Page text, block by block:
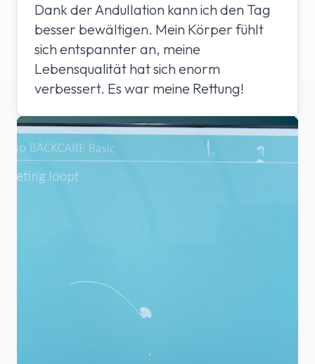
Dank der Andullation kann ich den Tag
besser bewältigen. Mein Körper fühlt
sich entspannter an, meine
Lebensqualität hat sich enorm
verbessert. Es war meine Rettung!